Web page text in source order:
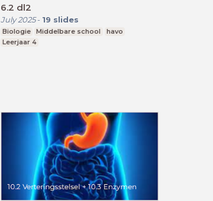
6.2 dl2
July 2025- 19 slides
Biologie Middelbare school
havo
Leerjaar 4